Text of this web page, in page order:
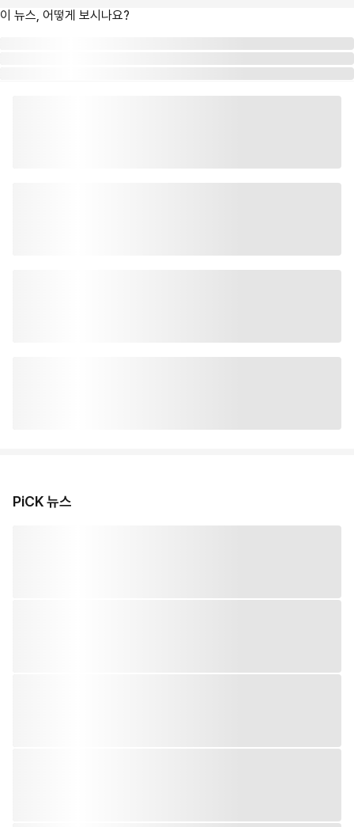
이 뉴스, 어떻게 보시나요?
PiCK 뉴스